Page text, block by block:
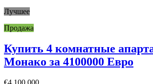
Лучшее
Продажа
Купить 4 комнатные
Монако за 4100000 Евро
€4,100,000